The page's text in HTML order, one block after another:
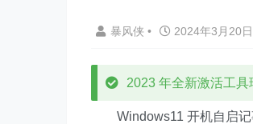
暴风侠 • 2024年3月20
2023 年全新激活工具
Windows11 开机自启记